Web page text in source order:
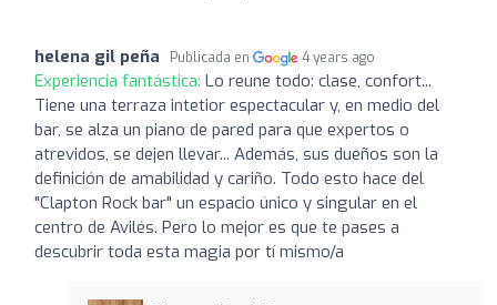
helena gil peña Publicada en 4 years ago
Experiencia fantástica: Lo reune todo: clase, confort...
Tiene una terraza intetior espectacular y, en medio del
bar, se alza un piano de pared para que expertos o
atrevidos, se dejen llevar... Además, sus dueños son la
definición de amabilidad y cariño. Todo esto hace del
"Clapton Rock bar" un espacio único y singular en el
centro de Avilés. Pero lo mejor es que te pases a
descubrir toda esta magia por tí mismo/a